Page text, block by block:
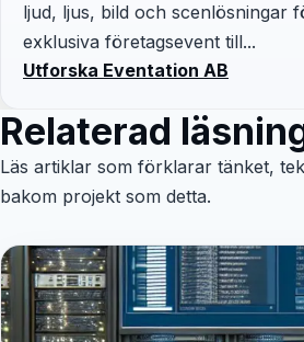
ljud, ljus, bild och scenlösningar
exklusiva företagsevent till...
Utforska Eventation AB
Relaterad
Läs artiklar som förklarar tänket,
bakom projekt som detta.